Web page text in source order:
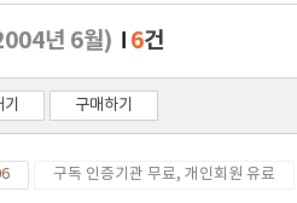
년 6월) 6건
구매하기
구독 인증기관 무료, 개인회원 유료